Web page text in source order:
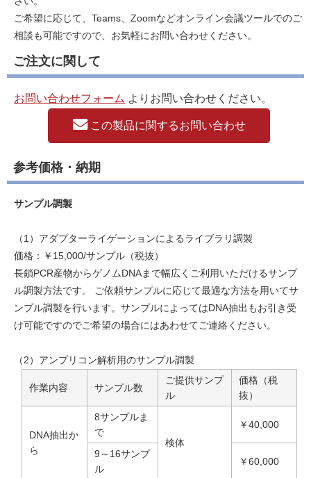
次世代シーケンス（NGS）解析【ゲノムDNAシーケンス】
Whole Genome解析（全ゲノム解析）
シーケンス（塩基配列）解析
次世代シーケンス（NGS）解析【ゲノムDNAシーケンス】
シーケンス（塩基配列）解析
次世代シーケンス（NGS）解析【ゲノムDNAシーケンス】
メタゲノム解析・メタトランスクリプトーム解析
シーケンス（塩基配列）解析
次世代シーケンス（NGS）解析【ゲノムDNAシーケンス】
Amplicon Sequence解析
次世代シーケンス（NGS）解析【RNAシーケンス】
RNA-Seq解析・TruSeq（微量）トランスクリプトーム解析
シーケンス（塩基配列）解析
de Novoトランスクリプトームシーケンス解析
次世代シーケンス（NGS）解析【RNAシーケンス】
miRNA-Seq（miRNAシーケンス解析・small RNA発現解析）
シーケンス（塩基配列）解析
次世代シーケンス（NGS）解析【RNAシーケンス】
SMART-Seq解析
シーケンス（塩基配列）解析
次世代シーケンス（NGS）解析【ゲノムDNAシーケンス】
ご希望に応じて、Teams、Zoomなどオンライン会議ツールでのご
相談も可能ですので、お気軽にお問い合わせください。
ご注文に関して
お問い合わせフォーム よりお問い合わせください。
この製品に関するお問い合わせ
参考価格・納期
サンプル調製
（1）アダプターライゲーションによるライブラリ調製
価格：￥15,000/サンプル（税抜）
長鎖PCR産物からゲノムDNAまで幅広くご利用いただけるサンプ
ル調製方法です。 ご依頼サンプルに応じて最適な方法を用いてサ
ンプル調製を行います。サンプルによってはDNA抽出もお引き受
け可能ですのでご希望の場合にはあわせてご連絡ください。
（2）アンプリコン解析用のサンプル調製
作業内容 サンプル数
ご提供サンプ
ル
価格（税
抜）
DNA抽出か
ら
8サンプルま
で
検体
￥40,000
9～16サンプ
ル
￥60,000